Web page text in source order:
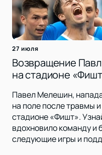
27 июля
Возвращение
на стадионе
Павел Мелешин,
на поле после травмы
стадионе «Фишт».
вдохновило команду и
следующие игры и